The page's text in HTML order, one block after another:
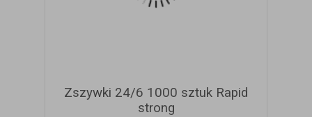
Zszywki 24/6 1000 sztuk Rapid
strong